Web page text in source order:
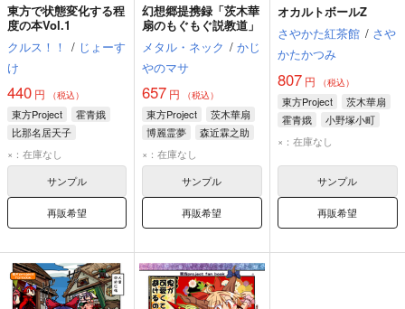
東方で状態変化する程
度の本Vol.1
クルス！！ / じょーす
け
440 円 （税込）
東方Project
霍青娥
比那名居天子
茨木華扇
×：在庫なし
サンプル
再販希望
幻想郷提携録「茨木華
扇のもぐもぐ説教道」
メタル・ネック / かじ
やのマサ
657 円 （税込）
東方Project
茨木華扇
博麗霊夢
森近霖之助
×：在庫なし
サンプル
再販希望
オカルトボールZ
さやかた紅茶館 / さや
かたかつみ
807円 （税込）
東方Project
茨木華扇
霍青娥
小野塚小町
×：在庫なし
サンプル
再販希望